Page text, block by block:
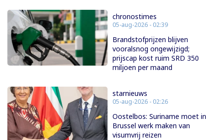
chronostimes
05-aug-2026 - 02:39
Brandstofprijzen blijven
vooralsnog ongewijzigd;
prijscap kost ruim SRD 350
miljoen per maand
starnieuws
05-aug-2026 - 02:26
Oostelbos: Suriname moet in
Brussel werk maken van
visumvrij reizen